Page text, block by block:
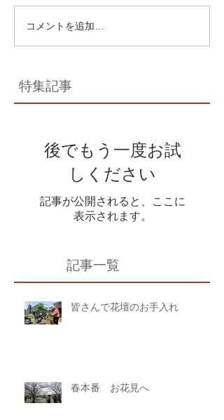
コメントを追加…
特集記事
後でもう一度お試
しください
記事が公開されると、ここに
表示されます。
記事一覧
皆さんで花壇のお手入れ
春本番 お花見へ